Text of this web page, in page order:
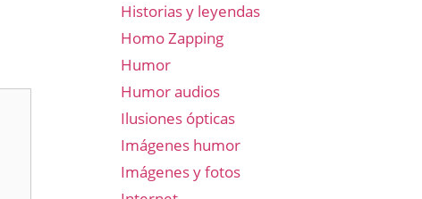
Historias y leyendas
Homo Zapping
Humor
Humor audios
Ilusiones ópticas
Imágenes humor
Imágenes y fotos